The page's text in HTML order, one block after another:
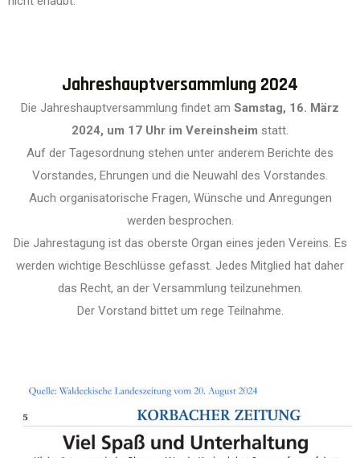
Jahreshauptversammlung 2024
Die Jahreshauptversammlung findet am Samstag, 16. März
2024, um 17 Uhr im Vereinsheim statt.
Auf der Tagesordnung stehen unter anderem Berichte des
Vorstandes, Ehrungen und die Neuwahl des Vorstandes.
Auch organisatorische Fragen, Wünsche und Anregungen
werden besprochen.
Die Jahrestagung ist das oberste Organ eines jeden Vereins. Es
werden wichtige Beschlüsse gefasst. Jedes Mitglied hat daher
das Recht, an der Versammlung teilzunehmen.
Der Vorstand bittet um rege Teilnahme.